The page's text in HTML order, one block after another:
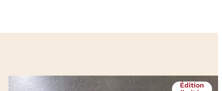
Édition